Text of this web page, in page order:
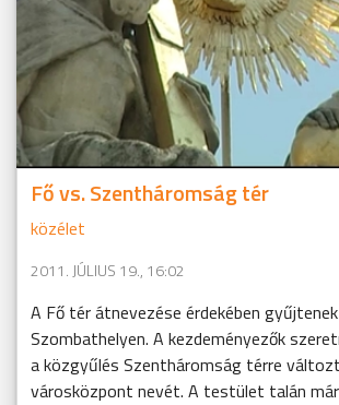
Fő vs. Szentháromság tér
közélet
2011. JÚLIUS 19., 16:02
A Fő tér átnevezése érdekében
Szombathelyen. A kezdeményezők
a közgyűlés Szentháromság térre
városközpont nevét. A testület talán